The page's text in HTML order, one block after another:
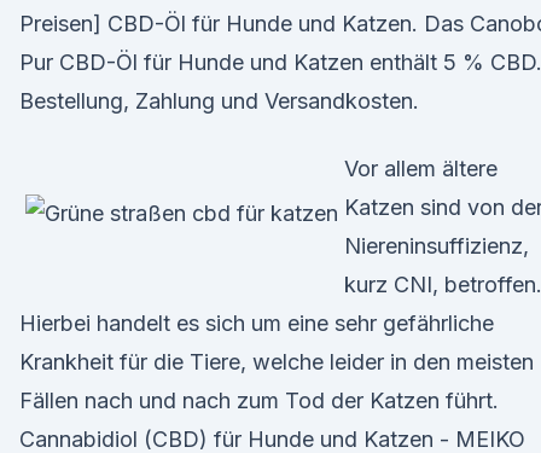
Preisen] CBD-Öl für Hunde und Katzen. Das
Pur CBD-Öl für Hunde und Katzen enthält 5 % CBD.
Bestellung, Zahlung und Versandkosten.
Vor allem ältere
Katzen sind von
Niereninsuffizienz,
kurz CNI, betroffen.
Hierbei handelt es sich um eine sehr gefährliche
Krankheit für die Tiere, welche leider in den meisten
Fällen nach und nach zum Tod der Katzen führt.
Cannabidiol (CBD) für Hunde und Katzen - MEIKO